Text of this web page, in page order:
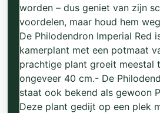
worden – dus geniet van zijn
voordelen, maar houd hem
De Philodendron Imperial Red
kamerplant met een potmaat
prachtige plant groeit meestal
ongeveer 40 cm.- De
staat ook bekend als gewoon
Deze plant gedijt op een plek